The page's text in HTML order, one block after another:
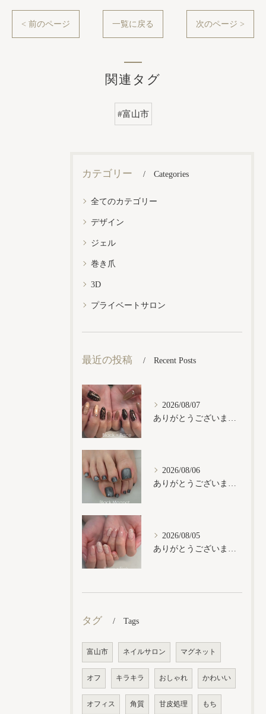
< 前のページ 一覧に戻る 次のページ >
関連タグ
#富山市
カテゴリー Categories
全てのカテゴリー
デザイン
ジェル
巻き爪
3D
プライベートサロン
最近の投稿 Recent Posts
2026/08/07
2026/08/06
2026/08/05
タグ Tags
富山市 ネイルサロン マグネット
オフ キラキラ おしゃれ かわいい
オフィス 角質 甘皮処理 もち